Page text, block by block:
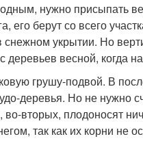
нужно присыпать
его берут со всего
укрытии. Но
весной, когда
грушу-подвой. В
деревья. Но не нужно
вторых, плодоносят
так как их корни не